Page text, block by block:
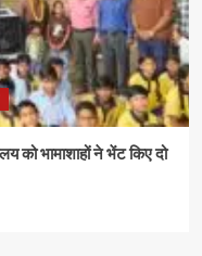
को भामाशाहों ने भेंट किए दो